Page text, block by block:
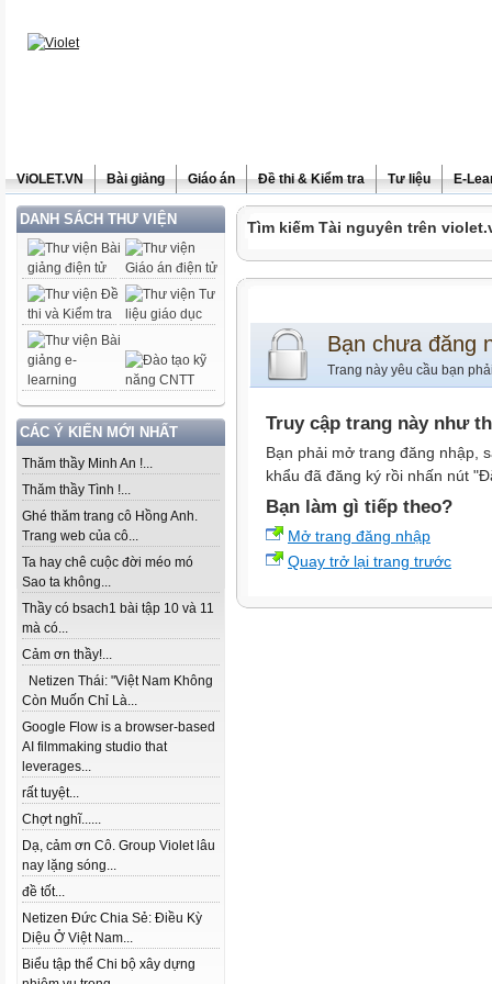
ViOLET.VN Bài giảng Giáo án Đề thi & Kiểm tra Tư liệu E-
DANH SÁCH THƯ VIỆN
CÁC Ý KIẾN MỚI NHẤT
Thăm thầy Minh An !...
Thăm thầy Tình !...
Ghé thăm trang cô Hồng Anh.
Trang web của cô...
Ta hay chê cuộc đời méo mó
Sao ta không...
Thầy có bsach1 bài tập 10 và 11
mà có...
Cảm ơn thầy!...
Netizen Thái: "Việt Nam Không
Còn Muốn Chỉ Là...
Google Flow is a browser-based
AI filmmaking studio that
leverages...
rất tuyệt...
Chợt nghĩ......
Dạ, cảm ơn Cô. Group Violet lâu
nay lặng sóng...
đề tốt...
Netizen Đức Chia Sẻ: Điều Kỳ
Diệu Ở Việt Nam...
Biểu tập thể Chi bộ xây dựng
Tìm kiếm Tài nguyên trên
Bạn chưa đăng
Trang này yêu cầu bạn
Truy cập trang này như
Bạn phải mở trang đăng nhập,
khẩu đã đăng ký rồi nhấn nút
Bạn làm gì tiếp theo?
Mở trang đăng nhập
Quay trở lại trang trước